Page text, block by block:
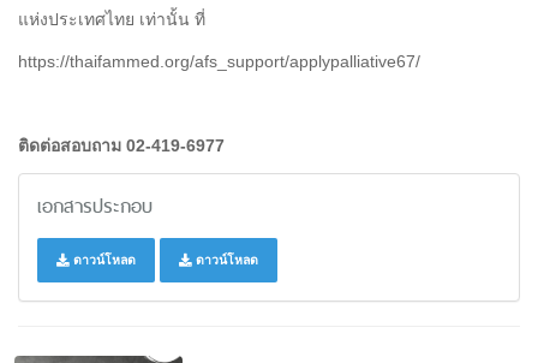
แห่งประเทศไทย เท่านั้น ที่
https://thaifammed.org/afs_support/applypalliative67/
ติดต่อสอบถาม 02-419-6977
เอกสารประกอบ
ดาวน์โหลด ดาวน์โหลด